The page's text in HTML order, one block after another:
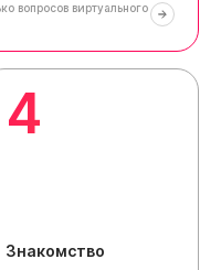
вопросов виртуального
4
Знакомство